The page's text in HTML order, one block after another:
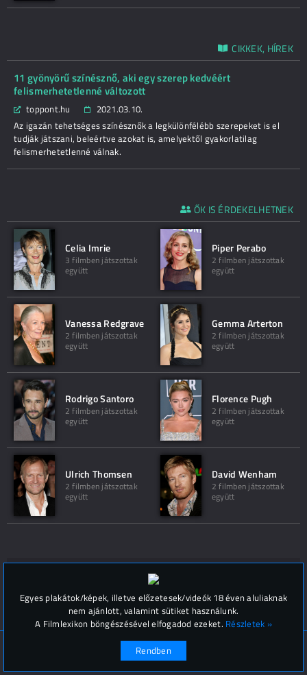
CIKKEK, HÍREK
11 gyönyörű színésznő, aki egy szerep kedvéért
felismerhetetlenné változott
toppont.hu
2021.03.10.
Az igazán tehetséges színésznők a legkülönfélébb szerepeket is el
tudják játszani, beleértve azokat is, amelyektől gyakorlatilag
felismerhetetlenné válnak.
ŐK IS ÉRDEKELHETNEK
Celia Imrie
3 filmben játszottak
együtt
Piper Perabo
2 filmben játszottak
együtt
Vanessa Redgrave
2 filmben játszottak
együtt
Gemma Arterton
2 filmben játszottak
együtt
Rodrigo Santoro
2 filmben játszottak
együtt
Florence Pugh
2 filmben játszottak
együtt
Ulrich Thomsen
2 filmben játszottak
együtt
David Wenham
2 filmben játszottak
együtt
Hozzászólások (
© Filmlexikon 2019-2026
Kapcsolat, impresszum
Értesítési beállítások
Egyes plakátok/képek, illetve előzetesek/videók 18 éven aluliaknak
nem ajánlott, valamint sütiket használunk.
A Filmlexikon böngészésével elfogadod ezeket. Részletek »
Rendben